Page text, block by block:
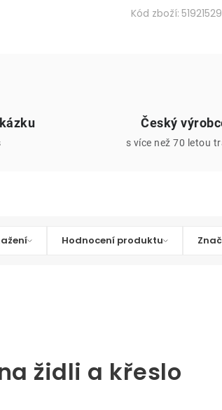
Kód zboží:
Český
s více než 70 letou
Hodnocení produktu
židli a křeslo